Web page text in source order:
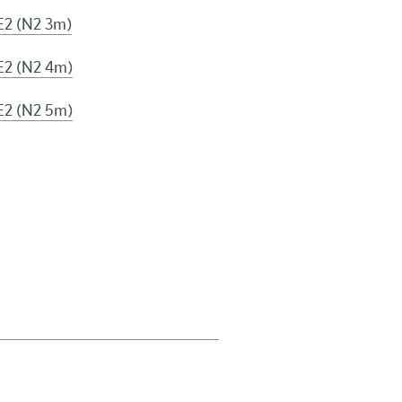
(N2 3m)
(N2 4m)
(N2 5m)